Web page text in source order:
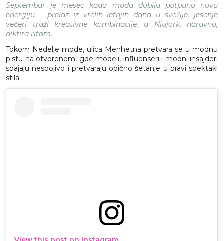
Septembar je mesec kada moda dobija potpuno novu
energiju – prelaz iz vrelih letnjih dana u svežije, jesenje
večeri traži kreativne kombinacije, a Njujork, naravno,
diktira ritam.
Tokom Nedelje mode, ulica Menhetna pretvara se u modnu
pistu na otvorenom, gde modeli, influenseri i modni insajderi
spajaju nespojivo i pretvaraju obično šetanje u pravi spektakl
stila.